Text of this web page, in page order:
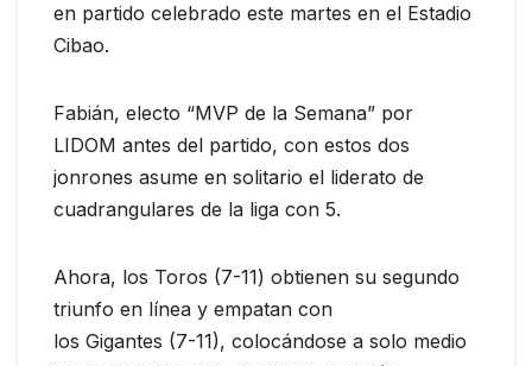
en partido celebrado este martes en el Estadio
Cibao.
Fabián, electo “MVP de la Semana” por
LIDOM antes del partido, con estos dos
jonrones asume en solitario el liderato de
cuadrangulares de la liga con 5.
Ahora, los Toros (7-11) obtienen su segundo
triunfo en línea y empatan con
los Gigantes (7-11), colocándose a solo medio